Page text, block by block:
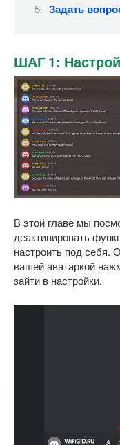
Задать
ШАГ 1:
В этой главе мы
деактивировать
настроить под себя.
вашей аватаркой
зайти в настройки.